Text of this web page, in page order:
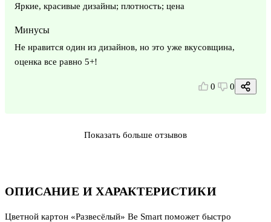
ОПИСАНИЕ И ХАРАКТЕРИСТИКИ
Цветной картон «Развесёлый» Be Smart поможет быстро
Яркие, красивые дизайны; плотность; цена
Минусы
Не нравится один из дизайнов, но это уже вкусовщина,
оценка все равно 5+!
0 0
Показать больше отзывов